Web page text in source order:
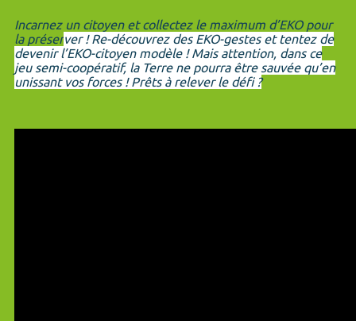
Incarnez un citoyen et collectez le maximum d’EKO pour
la préserver ! Re-découvrez des EKO-gestes et tentez de
devenir l’EKO-citoyen modèle ! Mais attention, dans ce
jeu semi-coopératif, la Terre ne pourra être sauvée qu’en
unissant vos forces ! Prêts à relever le défi ?